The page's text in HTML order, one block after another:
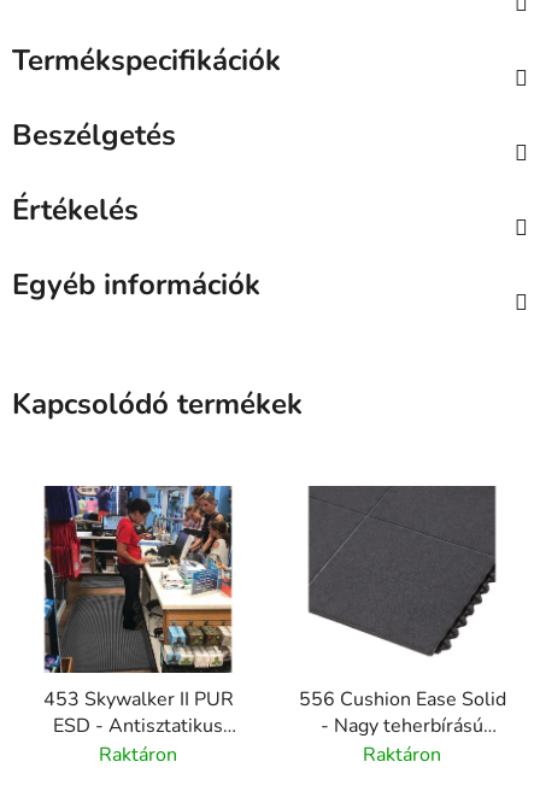
Termékspecifikációk
Beszélgetés
Értékelés
Egyéb információk
Kapcsolódó termékek
453 Skywalker II PUR
ESD - Antisztatikus
poliuretán szőnyeg
Raktáron
556 Cushion Ease Solid
- Nagy teherbírású
moduláris gumilapok -
Raktáron